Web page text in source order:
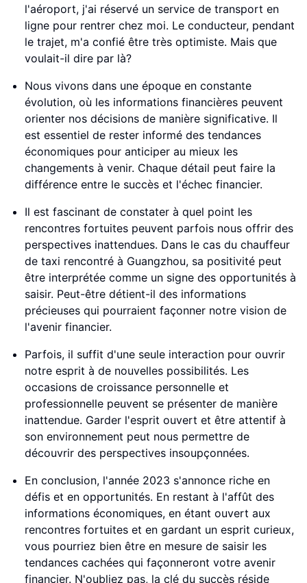
l'aéroport, j'ai réservé un service de transport en
ligne pour rentrer chez moi. Le conducteur, pendant
le trajet, m'a confié être très optimiste. Mais que
voulait-il dire par là?
Nous vivons dans une époque en constante
évolution, où les informations financières peuvent
orienter nos décisions de manière significative. Il
est essentiel de rester informé des tendances
économiques pour anticiper au mieux les
changements à venir. Chaque détail peut faire la
différence entre le succès et l'échec financier.
Il est fascinant de constater à quel point les
rencontres fortuites peuvent parfois nous offrir des
perspectives inattendues. Dans le cas du chauffeur
de taxi rencontré à Guangzhou, sa positivité peut
être interprétée comme un signe des opportunités à
saisir. Peut-être détient-il des informations
précieuses qui pourraient façonner notre vision de
l'avenir financier.
Parfois, il suffit d'une seule interaction pour ouvrir
notre esprit à de nouvelles possibilités. Les
occasions de croissance personnelle et
professionnelle peuvent se présenter de manière
inattendue. Garder l'esprit ouvert et être attentif à
son environnement peut nous permettre de
découvrir des perspectives insoupçonnées.
En conclusion, l'année 2023 s'annonce riche en
défis et en opportunités. En restant à l'affût des
informations économiques, en étant ouvert aux
rencontres fortuites et en gardant un esprit curieux,
vous pourriez bien être en mesure de saisir les
tendances cachées qui façonneront votre avenir
financier. N'oubliez pas, la clé du succès réside